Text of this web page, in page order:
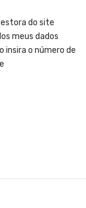
do site
meus dados
insira o número de